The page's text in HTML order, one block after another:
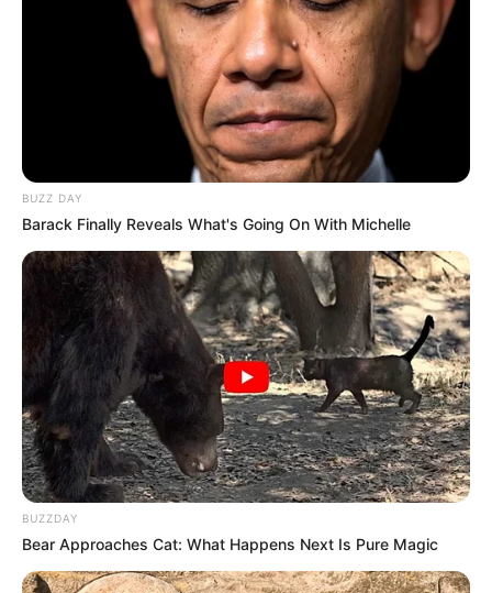
10 Potret Kantor PepsiCo, Perusahaan Induk
1. Dengan menggunakan resin, orang ini mengurung
berbagai benda dengan bahan tersebut
BUZZ DAY
Barack Finally Reveals What's Going On With Michelle
BUZZDAY
Bear Approaches Cat: What Happens Next Is Pure Magic